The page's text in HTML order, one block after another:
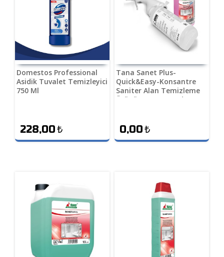
Domestos Professional
Asidik Tuvalet Temizleyici
750 Ml
228,00₺
Tana Sanet Plus-
Quick&Easy-Konsantre
Saniter Alan Temizleme
Ürünü 325 mL (6 Adet)
0,00₺